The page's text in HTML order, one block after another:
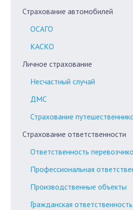
Страхование автомобилей
ОСАГО
КАСКО
Личное страхование
Несчастный случай
ДМС
Страхование
Страхование ответственности
Ответственность
Профессиональная
Производственные объекты
Гражданская ответственность